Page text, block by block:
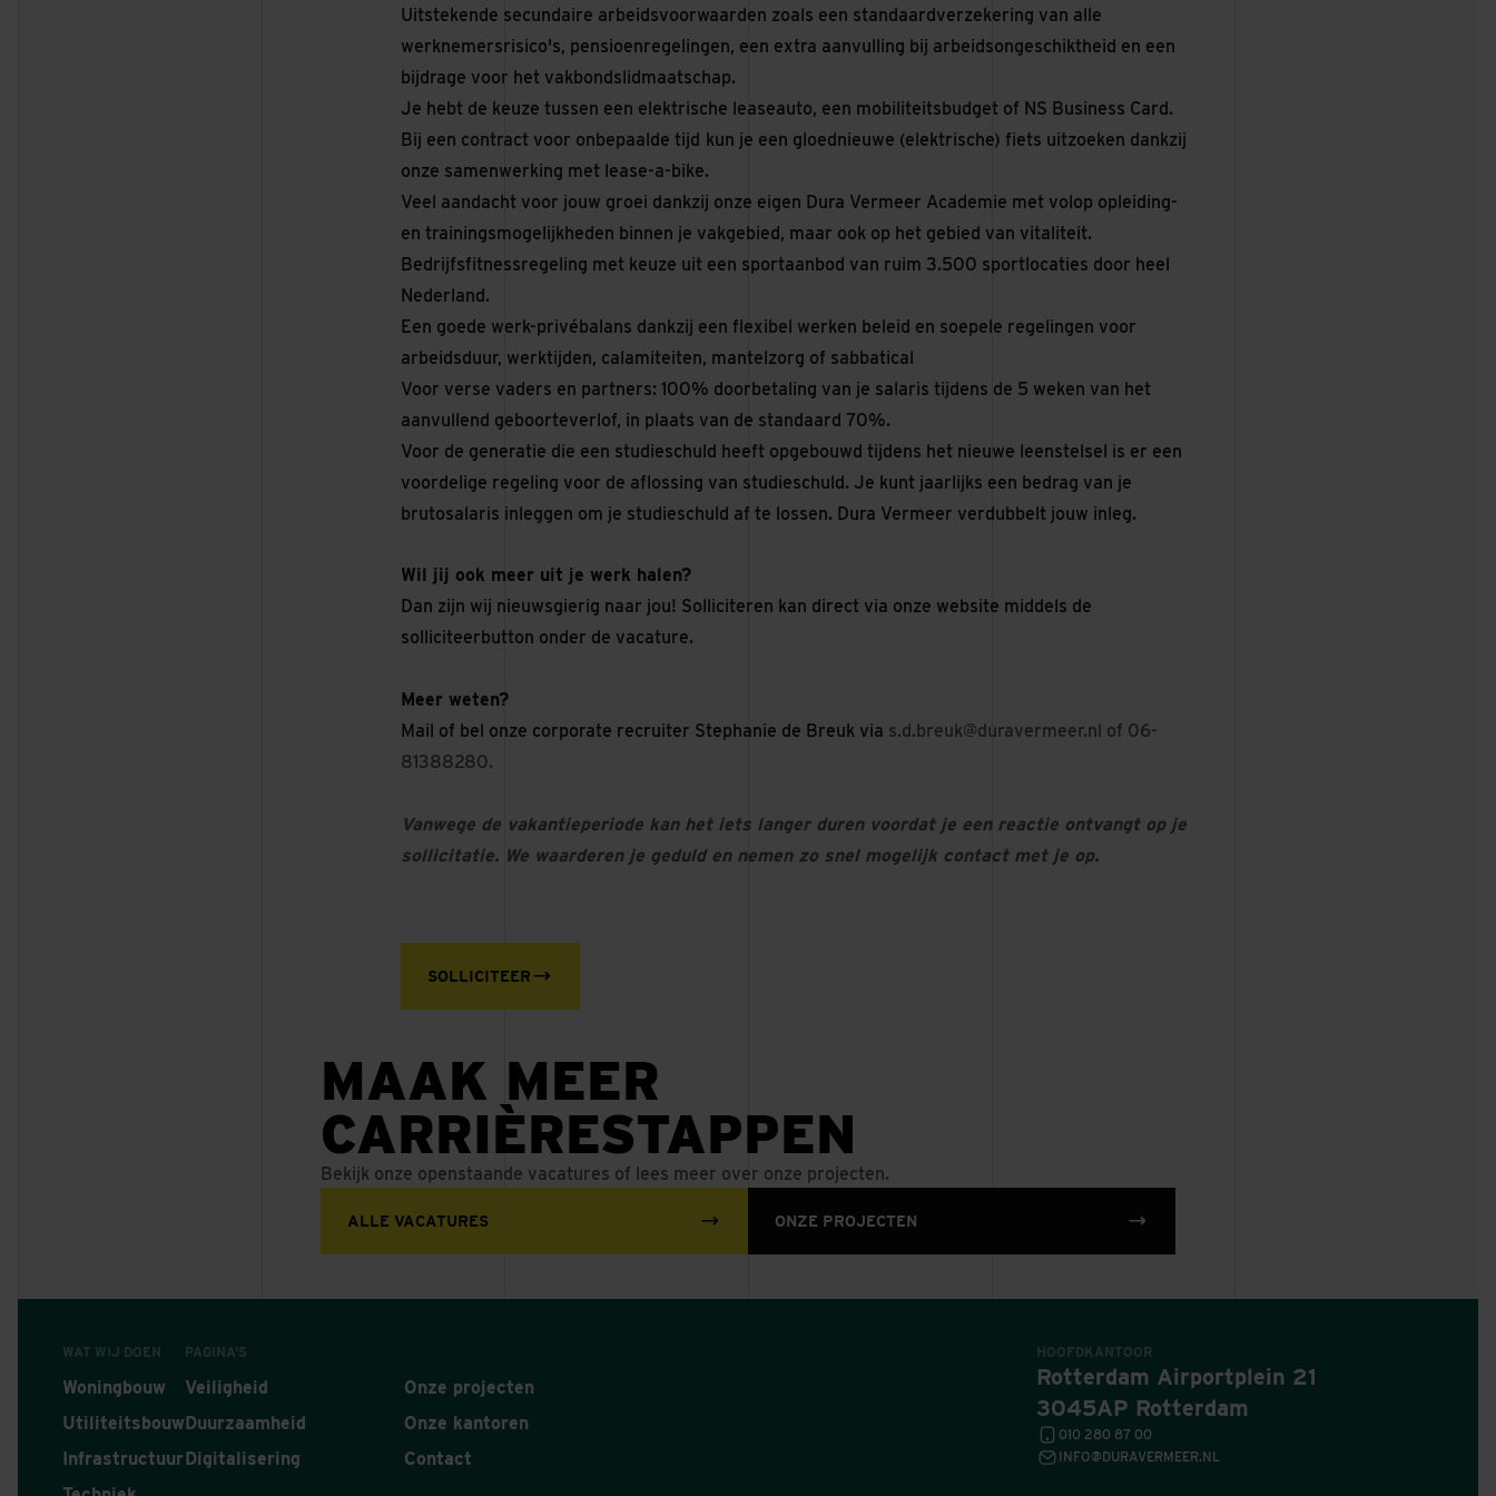
Uitstekende secundaire arbeidsvoorwaarden zoals een standaardverzekering van alle
werknemersrisico's, pensioenregelingen, een extra aanvulling bij arbeidsongeschiktheid en een
bijdrage voor het vakbondslidmaatschap.
Je hebt de keuze tussen een elektrische leaseauto, een mobiliteitsbudget of NS Business Card.
Bij een contract voor onbepaalde tijd kun je een gloednieuwe (elektrische) fiets uitzoeken dankzij
onze samenwerking met lease-a-bike.
Veel aandacht voor jouw groei dankzij onze eigen Dura Vermeer Academie met volop opleiding-
en trainingsmogelijkheden binnen je vakgebied, maar ook op het gebied van vitaliteit.
Bedrijfsfitnessregeling met keuze uit een sportaanbod van ruim 3.500 sportlocaties door heel
Nederland.
Een goede werk-privébalans dankzij een flexibel werken beleid en soepele regelingen voor
arbeidsduur, werktijden, calamiteiten, mantelzorg of sabbatical
Voor verse vaders en partners: 100% doorbetaling van je salaris tijdens de 5 weken van het
aanvullend geboorteverlof, in plaats van de standaard 70%.
Voor de generatie die een studieschuld heeft opgebouwd tijdens het nieuwe leenstelsel is er een
voordelige regeling voor de aflossing van studieschuld. Je kunt jaarlijks een bedrag van je
brutosalaris inleggen om je studieschuld af te lossen. Dura Vermeer verdubbelt jouw inleg.
Wil jij ook meer uit je werk halen?
Dan zijn wij nieuwsgierig naar jou! Solliciteren kan direct via onze website middels de
solliciteerbutton onder de vacature.
Meer weten?
Mail of bel onze corporate recruiter Stephanie de Breuk via s.d.breuk@duravermeer.nl of 06-
81388280.
Vanwege de vakantieperiode kan het iets langer duren voordat je een reactie ontvangt op je
sollicitatie. We waarderen je geduld en nemen zo snel mogelijk contact met je op.
SOLLICITEER
MAAK MEER
CARRIÈRESTAPPEN
Bekijk onze openstaande vacatures of lees meer over onze projecten.
ALLE VACATURES ONZE PROJECTEN
WAT WIJ DOEN
Woningbouw
Utiliteitsbouw
Infrastructuur
PAGINA'S
Veiligheid
Duurzaamheid
Digitalisering
Onze projecten
Onze kantoren
Contact
HOOFDKANTOOR
Rotterdam Airportplein 21
3045AP Rotterdam
010 280 87 00
INFO@DURAVERMEER.NL